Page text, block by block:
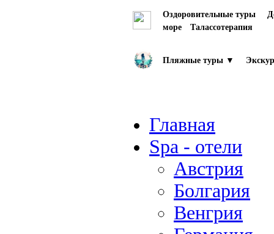
Оздоровительные туры
море
Талассотерапия
Пляжные туры ▼
Главная
Spa - отели
Австрия
Болгария
Венгрия